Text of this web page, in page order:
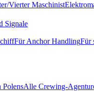
Vierter Maschinist
Signale
Für Anchor HandlingFür
PolensAlle Crewing-